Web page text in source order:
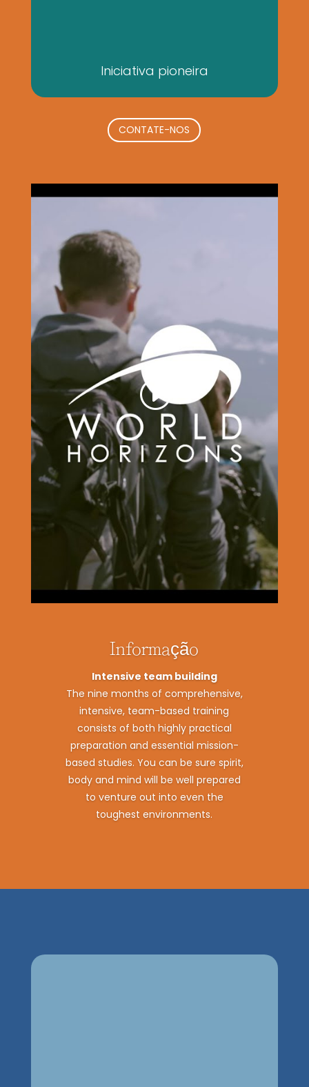
Iniciativa pioneira
CONTATE-NOS
Informação
Intensive team building
The nine months of comprehensive,
intensive, team-based training
consists of both highly practical
preparation and essential mission-
based studies. You can be sure spirit,
body and mind will be well prepared
to venture out into even the
toughest environments.